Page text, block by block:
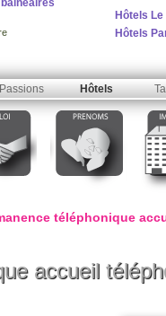
Hôtels
Hôtels
Passions Hôtels
téléphonique
accueil